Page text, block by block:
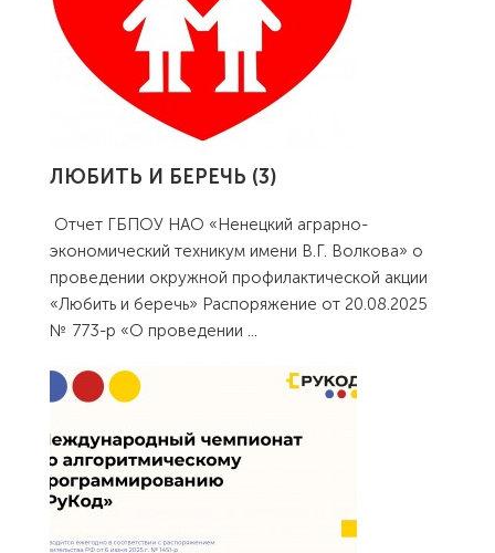
ЛЮБИТЬ И БЕРЕЧЬ (3)
Отчет ГБПОУ НАО «Ненецкий аграрно-
экономический техникум имени В.Г. Волкова» о
проведении окружной профилактической акции
«Любить и беречь» Распоряжение от 20.08.2025
№ 773-р «О проведении ...